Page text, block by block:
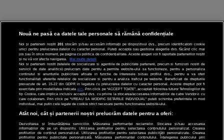
CINEMA
DIVERTISMENT
STIRI
TEHNOLOGIE
SPORT
JOBURI PRO
Nouă ne pasă ca datele tale personale să rămână confidențiale
Noi și partenerii noștri 201 stocăm și/sau accesăm informații pe dispozitivul dvs., precum identificatorii cookie
unici pentru prelucrarea datelor cu caracter personal. Puteți accepta sau gestiona alegerile dvs. făcând clic mai
jos sau în orice moment, pe pagina cu politica de confidențialitate. Aceste alegeri vor fi raportate partenerilor noștri
și nu vă vor afecta navigarea.
Mai multe detalii
Noi si partenerii nostri (retelele de socializare si agentiile de publicitate partenere, precum si furnizorii nostri de
servicii de date analitice) prelucram date pentru a permite website-ului sa functioneze, pentru a personaliza
continutul si anunturile publicitare afisate in functie de interesele si/sau profilul dvs., pentru a va oferi
functionalitati aferente retelelor de socializare si pentru a analiza traficul pe website. Beneficiati de drepturile
prevazute de art. 15-22 din GDPR in legatura cu prelucrarea datelor cu caracter personal. Aceste drepturi pot fi
exercitate prin modalitatea indicataaici . Prin click pe “ACCEPT TOATE”, acceptati folosirea tuturor Tehnologiilor de
tip Cookie, care implica inclusiv acceptul dvs. cu privire la stocarea/accesarea informatiilor de catre Vendor-ii cu
care colaboram. Prin click pe “VREAU SA MODIFIC SETARILE INDIVIDUAL” puteti schimba preferintele in mod
individual, mai putin cele legate de cookie strict necesare pentru functionarea website-ului.
Atât noi, cât și partenerii noștri prelucrăm datele pentru a oferi:
Dezvoltarea și îmbunătățirea serviciilor. Măsurarea performanței reclamelor. Stocarea și/sau accesarea
informațiilor de pe un dispozitiv. Utilizarea profilurilor pentru selectarea conținutului personalizat. Crearea
profilurilor de conținut personalizat. Utilizarea profilurilor pentru selectarea publicității personalizate. Crearea
profilurilor pentru publicitate personalizată. Măsurarea performanței conținutului. Înțelegerea publicului prin